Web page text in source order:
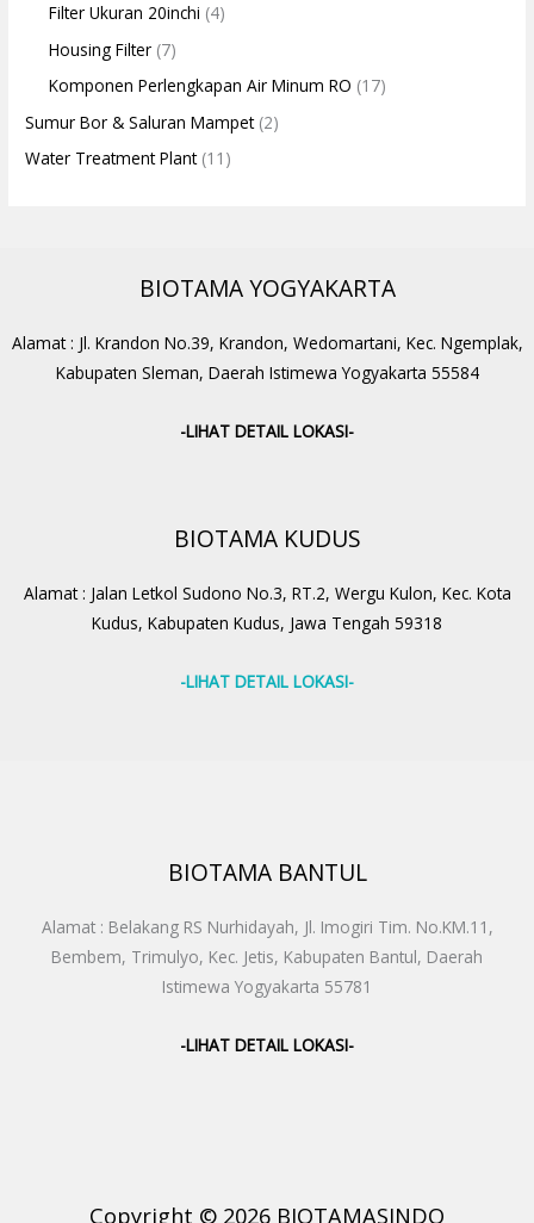
Filter Ukuran 20inchi (4)
Housing Filter (7)
Komponen Perlengkapan Air Minum RO (17)
Sumur Bor & Saluran Mampet(2)
Water Treatment Plant(11)
BIOTAMA YOGYAKARTA
Alamat : Jl. Krandon No.39, Krandon, Wedomartani, Kec. Ngemplak,
Kabupaten Sleman, Daerah Istimewa Yogyakarta 55584
-LIHAT DETAIL LOKASI-
BIOTAMA KUDUS
Alamat : Jalan Letkol Sudono No.3, RT.2, Wergu Kulon, Kec. Kota
Kudus, Kabupaten Kudus, Jawa Tengah 59318
-LIHAT DETAIL LOKASI-
BIOTAMA BANTUL
Alamat : Belakang RS Nurhidayah, Jl. Imogiri Tim. No.KM.11,
Bembem, Trimulyo, Kec. Jetis, Kabupaten Bantul, Daerah
Istimewa Yogyakarta 55781
-LIHAT DETAIL LOKASI-
Copyright © 2026 BIOTAMASINDO